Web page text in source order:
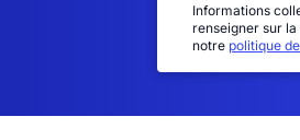
Informations
renseigner sur
notre politique